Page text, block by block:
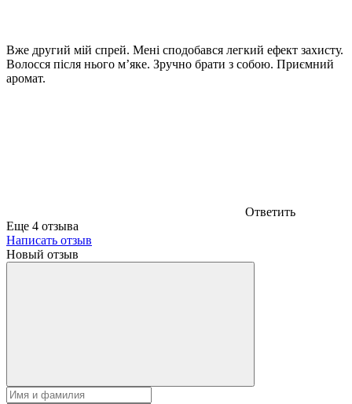
Вже другий мій спрей. Мені сподобався легкий ефект захисту.
Волосся після нього м’яке. Зручно брати з собою. Приємний
аромат.
Ответить
Еще 4 отзыва
Написать отзыв
Новый отзыв